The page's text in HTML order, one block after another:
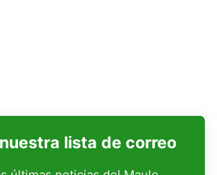
lista de correo